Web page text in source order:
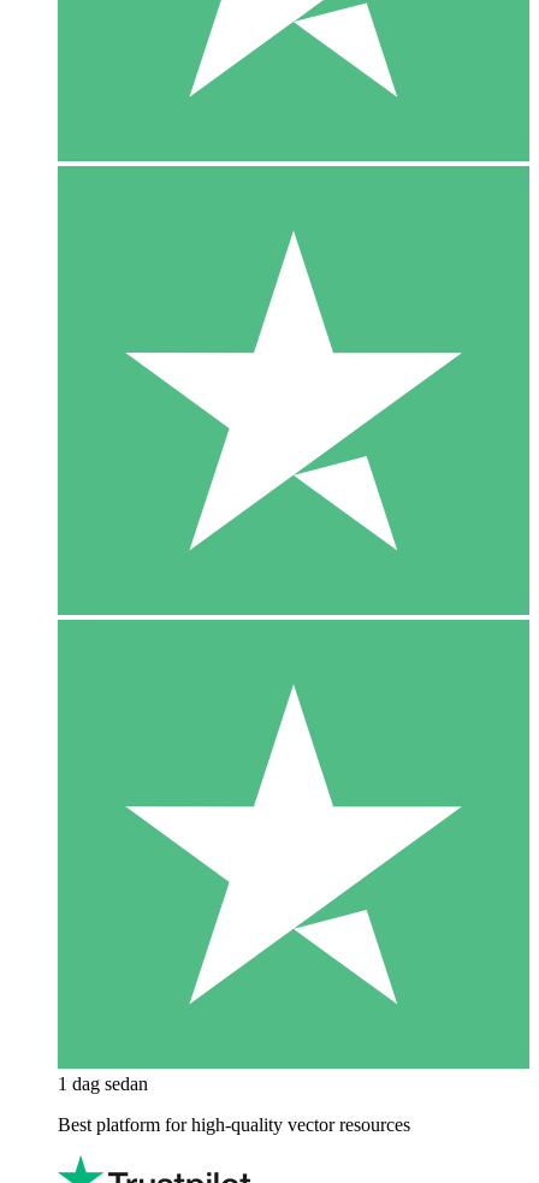
1 dag sedan
Best platform for high-quality vector resources